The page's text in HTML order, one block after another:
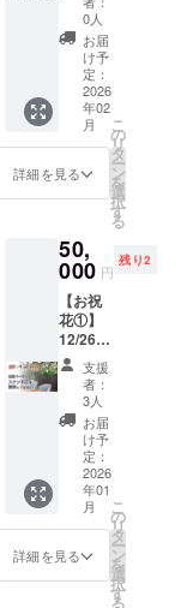
序良俗
に反す
るテー
マはお
断りさ
せてい
ただき
ますの
承下さ
い。 ※
会場で
の開催
の場
合、会
場費・
備品費
など イ
ベント
に関わ
る経費
は購入
者様の
ご負担
となり
ます。
※また、
しょう
この現
地まで
となり
ます。
＊ま
た、
しょう
この現
地まで
の交通
び宿泊
費は実
ていた
だきま
す。 開
催時
期：
2026年
2月?12
月末の
間で、
購入者
様と日
程を調
整の上
で実施
しま
ラウド
ファン
送りし
ます。
◆お礼
の動画
メッ
セージ
・収録
時間：
７分間
URLを
メール
にてお
知らせ
しま
す。 ◆
サイン
本1冊付
【書籍
概要】
・「奪
われな
い！お
金を守
る７つ
慣」 ・
きずな
く千葉
祥子を
応援し
ていた
だける
方向け
になり
ます！
※ご支援
イン本
１冊を
郵送
で、そ
してお
礼の動
画メッ
セージ
をメー
ルでお
送りし
ます。
◆お礼
の動画
メッ
セージ
・収録
しょう
こから
「参加
して本
当に良
かっ
た！」
「次の
企画も
と参加
者から
毎回嬉
しい感
想が来
るイベ
ントの
作り方
や、集
客、価
格設定
など、
他では
教えて
きてい
ない秘
伝も学
のオン
ライン
イベン
トの司
会をし
ます！
しか
も、イ
ベント
の運営
のアド
も提供
しま
す。
数々の
イベン
トを主
催、企
画、運
営して
きた
しょう
こから
「参加
して本
当に良
かっ
た！」
活動を
しょう
こがプ
デュー
ス（ホ
リス
ティッ
クプロ
デュー
スプロ
ム)】
＋ サ
イン本
10冊 こ
れまで
紹介
ベース
でしか
提供し
てきて
いな
い、
しょう
このホ
リス
ティッ
クプロ
0人
お届
け予
定：
2026
年02
月
詳細を見る
こ
の
リ
タ
ー
ン
を
選
択
す
る
50,
000 円
残り2
【お祝
花①】
12/26開
催の出
版感謝
パー
ティー
会場に
スタン
ド花(お
名前入
り)をお
届けし
ます！
12月26
日に東
支援
者：
3人
お届
け予
定：
2026
年01
月
詳細を見る
こ
の
リ
タ
ー
ン
を
選
択
す
る